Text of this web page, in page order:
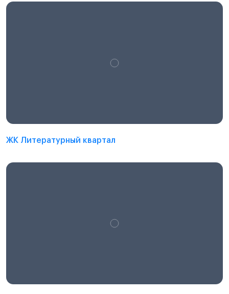
ЖК Литературный квартал